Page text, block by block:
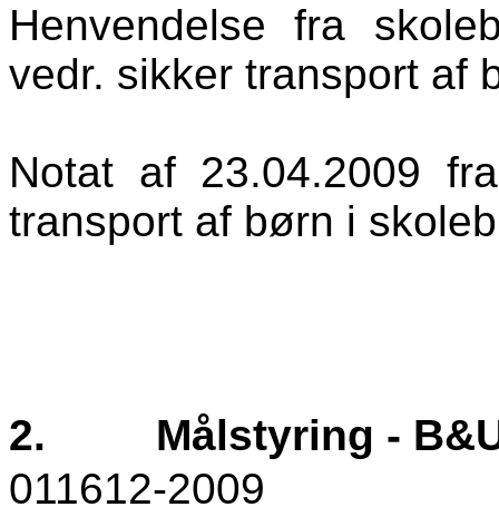
Henvendelse fra
vedr. sikker transport af
Notat af 23.04.2009
transport af børn i
2.
Målstyring -
011612-2009